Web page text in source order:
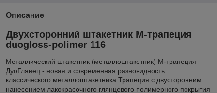
Описание
Двухсторонний штакетник М-трапеция
duogloss-polimer 116
Металлический штакетник (металлоштакетник) М-трапеция
ДуоГлянец - новая и современная разновидность
классического металлоштакетника Трапеция с двусторонним
нанесением лакокрасочного глянцевого полимерного покрытия